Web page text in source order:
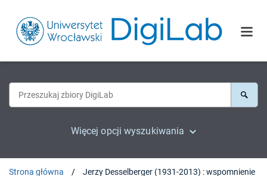
Więcej opcji wyszukiwania
Strona główna Jerzy Desselberger (1931-2013) : wspomnienie